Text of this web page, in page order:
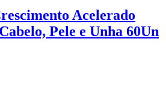
Acelerado
Pele e Unha 60Un